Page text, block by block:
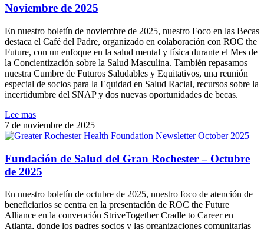
Noviembre de 2025
En nuestro boletín de noviembre de 2025, nuestro Foco en las Becas
destaca el Café del Padre, organizado en colaboración con ROC the
Future, con un enfoque en la salud mental y física durante el Mes de
la Concientización sobre la Salud Masculina. También repasamos
nuestra Cumbre de Futuros Saludables y Equitativos, una reunión
especial de socios para la Equidad en Salud Racial, recursos sobre la
incertidumbre del SNAP y dos nuevas oportunidades de becas.
Lee mas
7 de noviembre de 2025
Fundación de Salud del Gran Rochester – Octubre
de 2025
En nuestro boletín de octubre de 2025, nuestro foco de atención de
beneficiarios se centra en la presentación de ROC the Future
Alliance en la convención StriveTogether Cradle to Career en
Atlanta, donde los padres socios y las organizaciones comunitarias